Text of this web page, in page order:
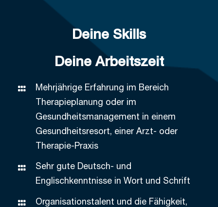
Deine Skills
Mehrjährige Erfahrung im Bereich
Therapieplanung oder im
Gesundheitsmanagement in einem
Gesundheitsresort, einer Arzt- oder
Therapie-Praxis
Sehr gute Deutsch- und
Englischkenntnisse in Wort und Schrift
Organisationstalent und die Fähigkeit,
Deine Arbeitszeit